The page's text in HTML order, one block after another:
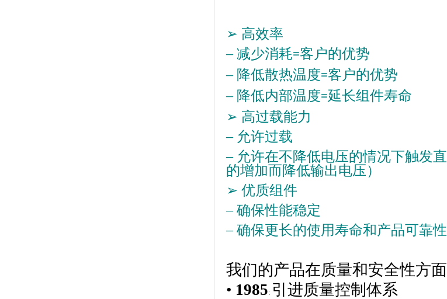
➢ 高效率
–减少消耗=客户的优势
– 降低散热温度=客户的优势
– 降低内部温度=延长组件寿命
➢ 高过载能力
– 允许过载
– 允许在不降低电压的情况下触发
的增加而降低输出电压）
➢ 优质组件
–确保性能稳定
–确保更长的使用寿命和产品可靠性
我们的产品在质量和安全性方
• 1985: 引进质量控制体系